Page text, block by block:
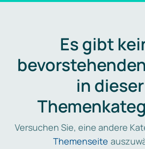
Es gibt
in dieser
Versuchen Sie, eine andere
Themenseite